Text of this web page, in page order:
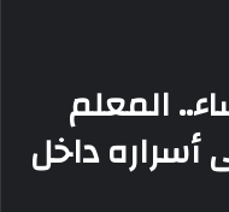
المعلم
داخل